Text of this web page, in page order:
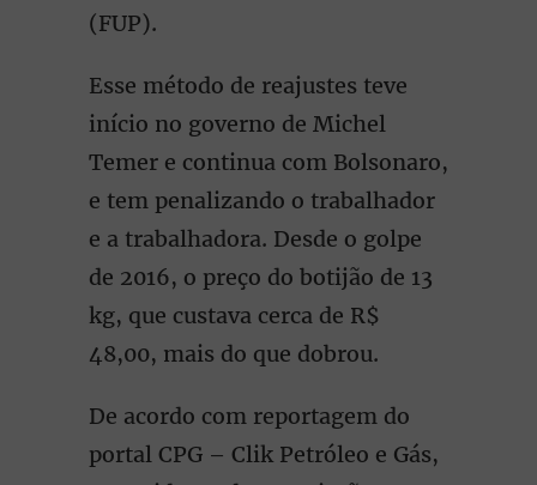
(FUP).
Esse método de reajustes teve
início no governo de Michel
Temer e continua com Bolsonaro,
e tem penalizando o trabalhador
e a trabalhadora. Desde o golpe
de 2016, o preço do botijão de 13
kg, que custava cerca de R$
48,00, mais do que dobrou.
De acordo com reportagem do
portal CPG – Clik Petróleo e Gás,